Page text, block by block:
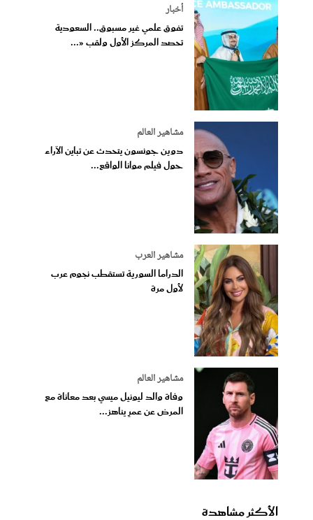
أخبار
تفوق علمي غير مسبوق.. السعودية
تحصد المركز الأول ولقب «...
مشاهير العالم
دوين جونسون يتحدث عن تباين الآراء
حول فيلم موانا الواقع...
مشاهير العرب
الدراما السورية تستقطب نجوم عرب
لأول مرة
مشاهير العالم
وفاة والد ليونيل ميسي بعد معاناة مع
المرض عن عمرٍ يناهز...
الأكثر مشاهدة